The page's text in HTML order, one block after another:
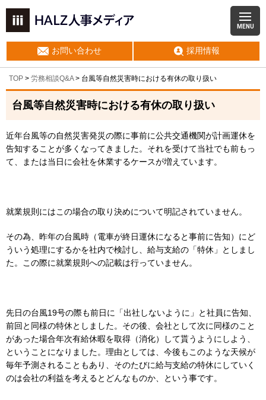
MENU
お問い合わせ 採用情報
TOP > 労務相談Q&A> 台風等自然災害時における有休の取り扱い
台風等自然災害時における有休の取り扱い
近年台風等の自然災害発災の際に事前に公共交通機関が計画運休を
告知することが多くなってきました。それを受けて当社でも前もっ
て、または当日に会社を休業するケースが増えています。
就業規則にはこの場合の取り決めについて明記されていません。
その為、昨年の台風時（電車が終日運休になると事前に告知）にど
ういう処理にするかを社内で検討し、給与支給の「特休」としまし
た。この際に就業規則への記載は行っていません。
先日の台風19号の際も前日に「出社しないように」と社員に告知、
前回と同様の特休としました。その後、会社として次に同様のこと
があった場合年次有給休暇を取得（消化）して貰うようにしよう、
ということになりました。理由としては、今後もこのような天候が
毎年予測されることもあり、そのたびに給与支給の特休にしていく
のは会社の利益を考えるとどんなものか、という事です。